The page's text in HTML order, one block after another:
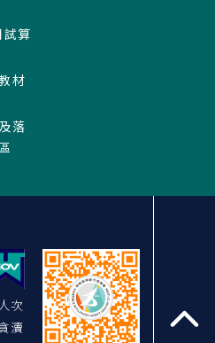
算
材
落
次
瀆